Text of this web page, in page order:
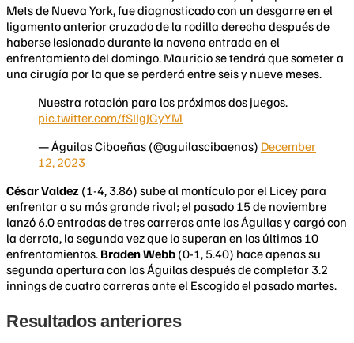
Mets de Nueva York, fue diagnosticado con un desgarre en el
ligamento anterior cruzado de la rodilla derecha después de
haberse lesionado durante la novena entrada en el
enfrentamiento del domingo. Mauricio se tendrá que someter a
una cirugía por la que se perderá entre seis y nueve meses.
Nuestra rotación para los próximos dos juegos.
pic.twitter.com/fSIIgJGyYM
— Águilas Cibaeñas (@aguilascibaenas) December
12, 2023
César Valdez (1-4, 3.86) sube al montículo por el Licey para
enfrentar a su más grande rival; el pasado 15 de noviembre
lanzó 6.0 entradas de tres carreras ante las Águilas y cargó con
la derrota, la segunda vez que lo superan en los últimos 10
enfrentamientos. Braden Webb (0-1, 5.40) hace apenas su
segunda apertura con las Águilas después de completar 3.2
innings de cuatro carreras ante el Escogido el pasado martes.
Resultados anteriores